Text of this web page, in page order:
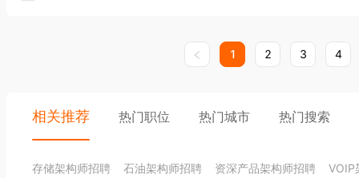
1 2 3 4
相关推荐 热门职位 热门城市 热门搜索
存储架构师招聘 石油架构师招聘 资深产品架构师招聘 VOIP